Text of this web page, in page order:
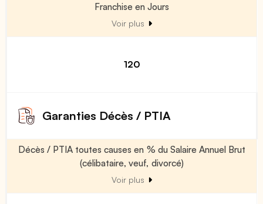
Franchise en Jours
Voir plus
120
Garanties Décès / PTIA
Décès / PTIA toutes causes en % du Salaire Annuel Brut
(célibataire, veuf, divorcé)
Voir plus